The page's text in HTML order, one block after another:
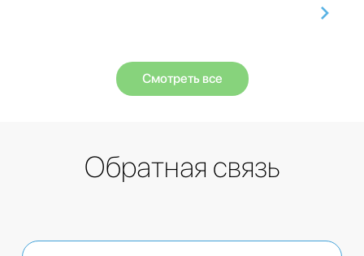
Смотреть все
Обратная связь